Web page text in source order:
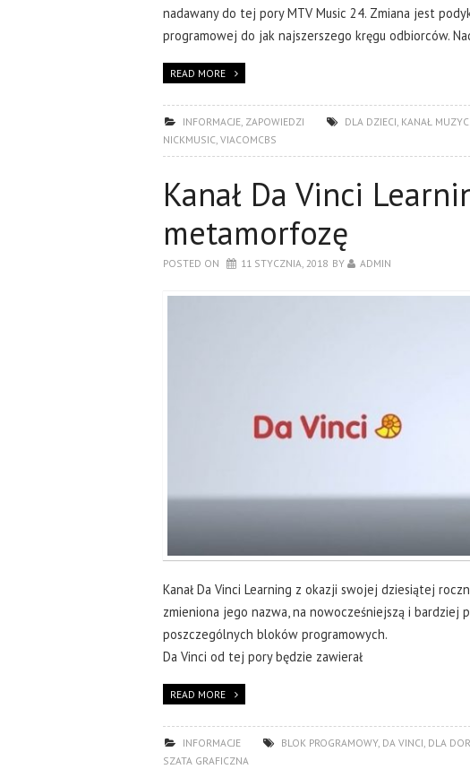
nadawany do tej pory MTV Music 24. Zmiana jest
programowej do jak najszerszego kręgu odbiorców.
READ MORE
INFORMACJE, ZAPOWIEDZI DLA DZIECI KANAŁ
NICKMUSIC VIACOMCBS
Kanał Da Vinci
metamorfozę
POSTED ON 11 STYCZNIA, 2018 BY ADMIN
Kanał Da Vinci Learning z okazji swojej dziesiątej
zmieniona jego nazwa, na nowocześniejszą i bardziej
poszczególnych bloków programowych.
Da Vinci od tej pory będzie zawierał
READ MORE
INFORMACJE BLOK PROGRAMOWY, DA VINCI, DLA
SZATA GRAFICZNA